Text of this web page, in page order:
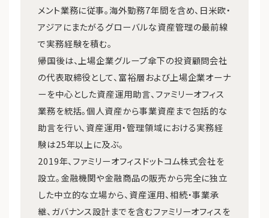
メント業務に従事。海外勤務7年間を含め、日米欧・
アジアにまたがるグローバルな資産管理の最前線
で実務経験を積む。
帰国後は、上場企業グループ傘下の投資顧問会社
の代表取締役として、富裕層および上場企業オーナ
ーを中心とした資産運用助言、ファミリーオフィス
業務を統括。個人資産から事業資産まで包括的な
助言を行い、資産運用・管理領域における実務経
験は25年以上に及ぶ。
2019年、ファミリーオフィスドットコム株式会社を
設立。金融機関や金融商品の販売から完全に独立
した中立的な立場から、資産運用、相続・事業承
継、ガバナンス設計までを含むファミリーオフィスを